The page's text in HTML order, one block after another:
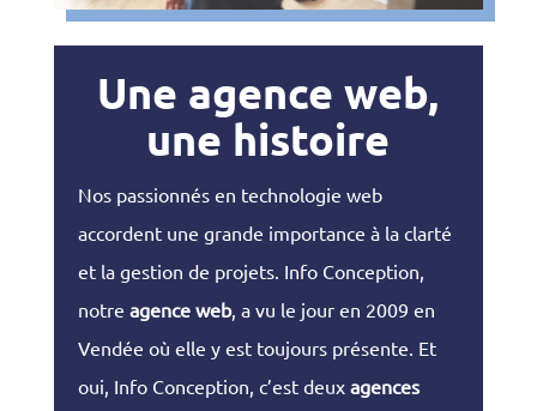
Une agence web,
une histoire
Nos passionnés en technologie web
accordent une grande importance à la clarté
et la gestion de projets. Info Conception,
notre agence web, a vu le jour en 2009 en
Vendée où elle y est toujours présente. Et
oui, Info Conception, c’est deux agences